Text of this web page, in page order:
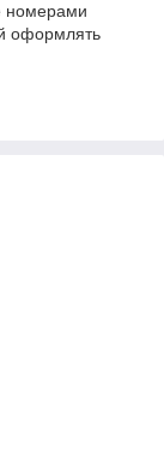
номерами
оформлять